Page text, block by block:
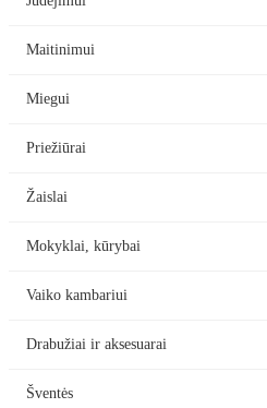
Maitinimui
Miegui
Priežiūrai
Žaislai
Mokyklai, kūrybai
Vaiko kambariui
Drabužiai ir aksesuarai
Šventės